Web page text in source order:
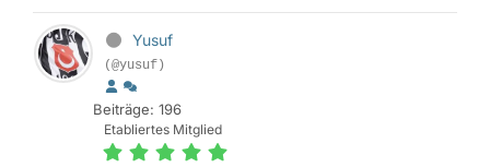
Yusuf
(@yusuf)
Beiträge: 196
Etabliertes Mitglied